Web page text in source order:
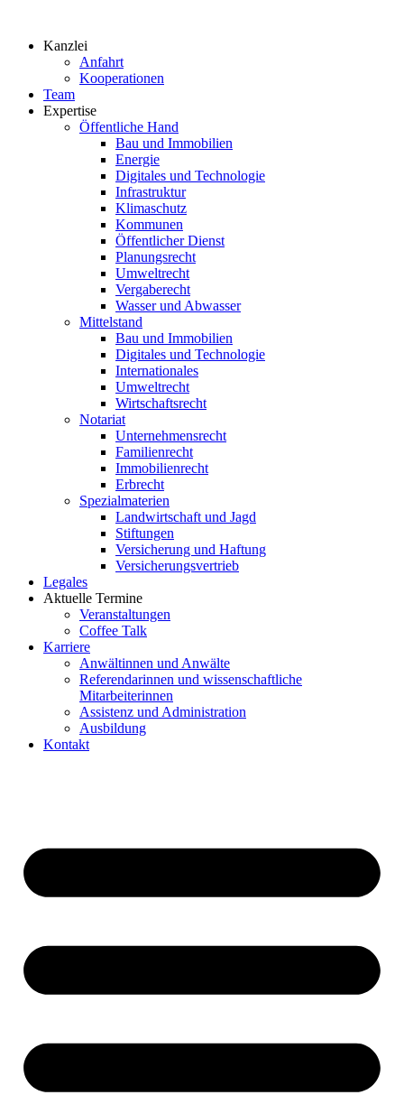
springenKanzlei
Anfahrt
Kooperationen
Team
Expertise
Öffentliche Hand
Bau und Immobilien
Energie
Digitales und Technologie
Infrastruktur
Klimaschutz
Kommunen
Öffentlicher Dienst
Planungsrecht
Umweltrecht
Vergaberecht
Wasser und Abwasser
Mittelstand
Bau und Immobilien
Digitales und Technologie
Internationales
Umweltrecht
Wirtschaftsrecht
Notariat
Unternehmensrecht
Familienrecht
Immobilienrecht
Erbrecht
Spezialmaterien
Landwirtschaft und Jagd
Stiftungen
Versicherung und Haftung
Versicherungsvertrieb
Legales
Aktuelle Termine
Veranstaltungen
Coffee Talk
Karriere
Anwältinnen und Anwälte
Referendarinnen und wissenschaftliche
Mitarbeiterinnen
Assistenz und Administration
Ausbildung
Kontakt